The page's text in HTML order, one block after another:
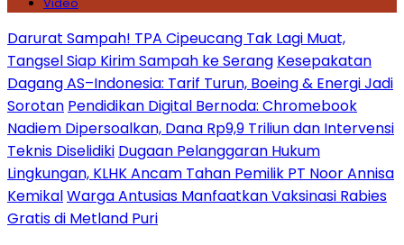
Darurat Sampah! TPA Cipeucang Tak Lagi Muat,
Tangsel Siap Kirim Sampah ke Serang Kesepakatan
Dagang AS–Indonesia: Tarif Turun, Boeing & Energi Jadi
Sorotan Pendidikan Digital Bernoda: Chromebook
Nadiem Dipersoalkan, Dana Rp9,9 Triliun dan Intervensi
Teknis Diselidiki Dugaan Pelanggaran Hukum
Lingkungan, KLHK Ancam Tahan Pemilik PT Noor Annisa
KemikalWarga Antusias Manfaatkan Vaksinasi Rabies
Gratis di Metland Puri